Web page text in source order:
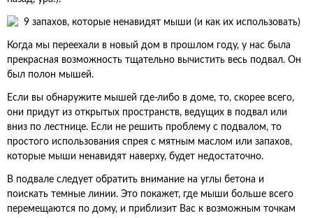
Когда мы переехали в новый дом в прошлом году, у нас была
прекрасная возможность тщательно вычистить весь подвал. Он
был полон мышей.
Если вы обнаружите мышей где-либо в доме, то, скорее всего,
они придут из открытых пространств, ведущих в подвал или
вниз по лестнице. Если не решить проблему с подвалом, то
простого использования спрея с мятным маслом или запахов,
которые мыши ненавидят наверху, будет недостаточно.
В подвале следует обратить внимание на углы бетона и
поискать темные линии. Это покажет, где мыши больше всего
перемещаются по дому, и приблизит Вас к возможным точкам